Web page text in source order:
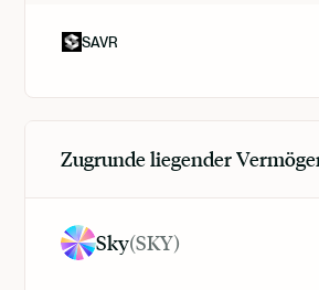
SAVR
Zugrunde liegender
Sky(SKY)